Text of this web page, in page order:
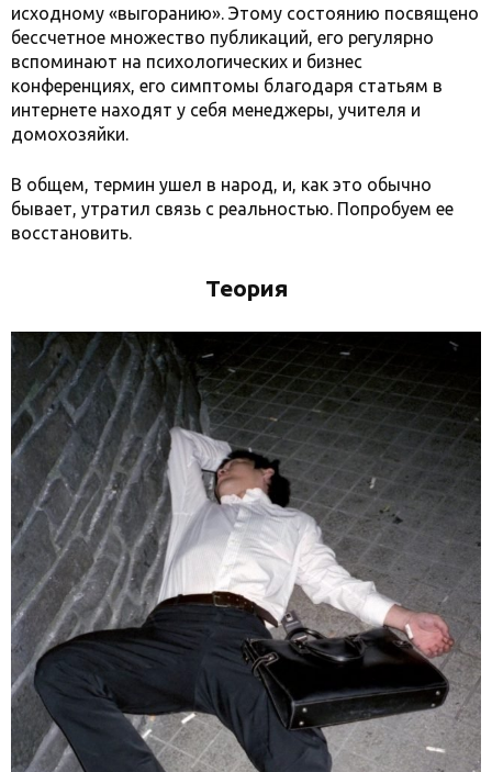
исходному «выгоранию». Этому состоянию посвящено
бессчетное множество публикаций, его регулярно
вспоминают на психологических и бизнес
конференциях, его симптомы благодаря статьям в
интернете находят у себя менеджеры, учителя и
домохозяйки.
В общем, термин ушел в народ, и, как это обычно
бывает, утратил связь с реальностью. Попробуем ее
восстановить.
Теория